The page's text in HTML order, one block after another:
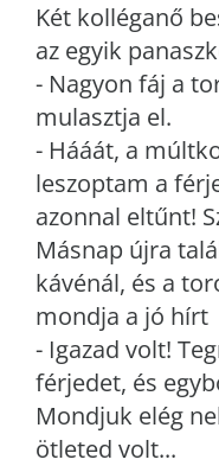
Két kolléganő
az egyik
- Nagyon fáj a
mulasztja el.
- Hááát, a
leszoptam a
azonnal eltűnt!
Másnap újra
kávénál, és a
mondja a jó hírt
- Igazad volt!
férjedet, és
Mondjuk elég
ötleted volt...